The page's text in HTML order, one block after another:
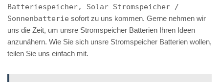
Batteriespeicher, Solar Stromspeicher /
Sonnenbatterie sofort zu uns kommen. Gerne nehmen wir
uns die Zeit, um unsre Stromspeicher Batterien Ihren Ideen
anzunähern. Wie Sie sich unsre Stromspeicher Batterien wollen,
teilen Sie uns einfach mit.